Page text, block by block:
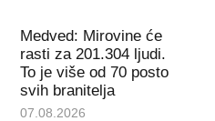
Medved: Mirovine će
rasti za 201.304 ljudi.
To je više od 70 posto
svih branitelja
07.08.2026